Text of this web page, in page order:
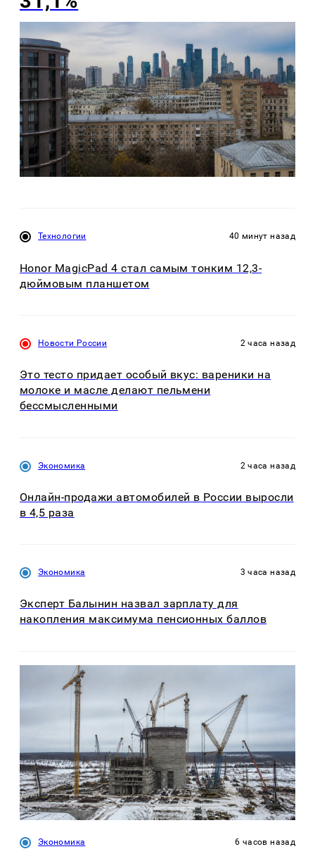
Технологии 40 минут назад
Honor MagicPad 4 стал самым тонким 12,3-
дюймовым планшетом
Новости России 2 часа назад
Это тесто придает особый вкус: вареники на
молоке и масле делают пельмени
бессмысленными
Экономика 2 часа назад
Онлайн-продажи автомобилей в России выросли
в 4,5 раза
Экономика 3 часа назад
Эксперт Балынин назвал зарплату для
накопления максимума пенсионных баллов
Экономика 6 часов назад